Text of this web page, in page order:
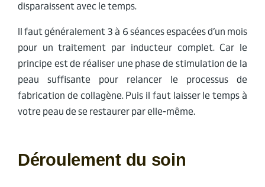
disparaissent avec le temps.
Il faut généralement 3 à 6 séances espacées d’un mois
pour un traitement par inducteur complet. Car le
principe est de réaliser une phase de stimulation de la
peau suffisante pour relancer le processus de
fabrication de collagène. Puis il faut laisser le temps à
votre peau de se restaurer par elle-même.
Déroulement du soin